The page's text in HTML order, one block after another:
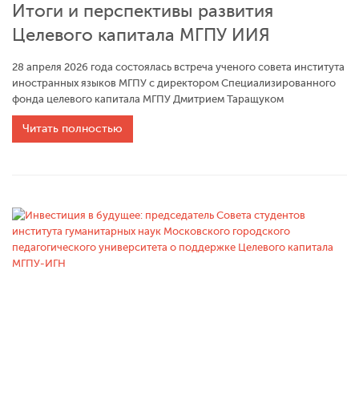
Итоги и перспективы развития
Целевого капитала МГПУ ИИЯ
28 апреля 2026 года состоялась встреча ученого совета института
иностранных языков МГПУ с директором Специализированного
фонда целевого капитала МГПУ Дмитрием Таращуком
Читать полностью